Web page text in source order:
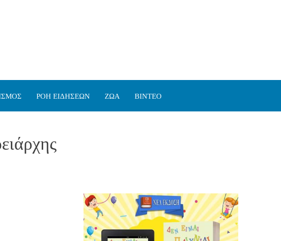
ΡΟΗ ΕΙΔΗΣΕΩΝ ΖΩΑ ΒΙΝΤΕΟ